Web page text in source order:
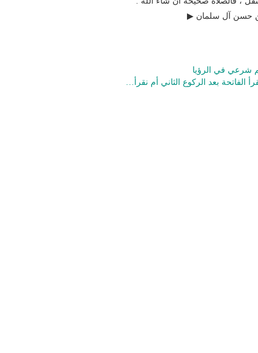
حسن آل سلمان ▶
شرعي في الرؤيا
بعد الركوع الثاني أم نقرأ…